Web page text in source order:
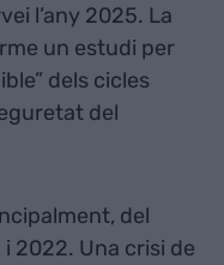
l’any 2025. La
un estudi per
dels cicles
del
del
2022. Una crisi de